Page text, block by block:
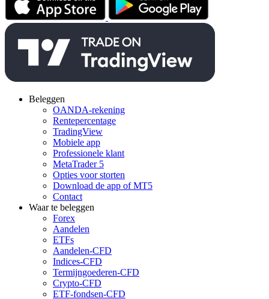
Beleggen
OANDA-rekening
Rentepercentage
TradingView
Mobiele app
Professionele klant
MetaTrader 5
Opties voor storten
Download de app of MT5
Contact
Waar te beleggen
Forex
Aandelen
ETFs
Aandelen-CFD
Indices-CFD
Termijngoederen-CFD
Crypto-CFD
ETF-fondsen-CFD